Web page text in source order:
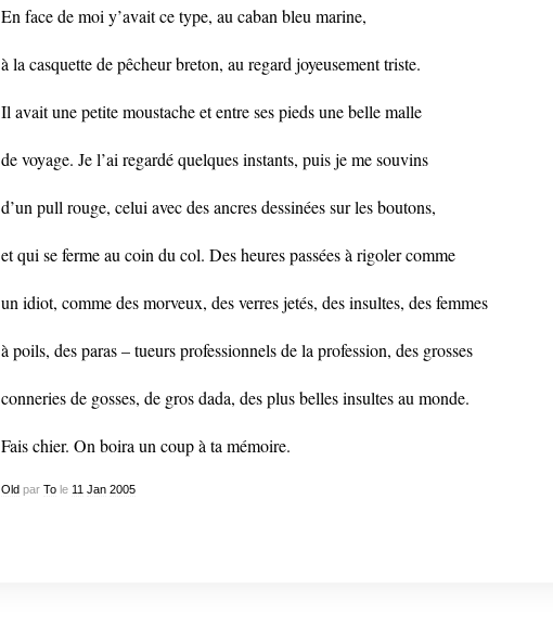
En face de moi y’avait ce type, au caban bleu marine,
à la casquette de pêcheur breton, au regard joyeusement triste.
Il avait une petite moustache et entre ses pieds une belle malle
de voyage. Je l’ai regardé quelques instants, puis je me souvins
d’un pull rouge, celui avec des ancres dessinées sur les boutons,
et qui se ferme au coin du col. Des heures passées à rigoler comme
un idiot, comme des morveux, des verres jetés, des insultes, des femmes
à poils, des paras – tueurs professionnels de la profession, des grosses
conneries de gosses, de gros dada, des plus belles insultes au monde.
Fais chier. On boira un coup à ta mémoire.
Oldpar Tole 11 Jan 2005